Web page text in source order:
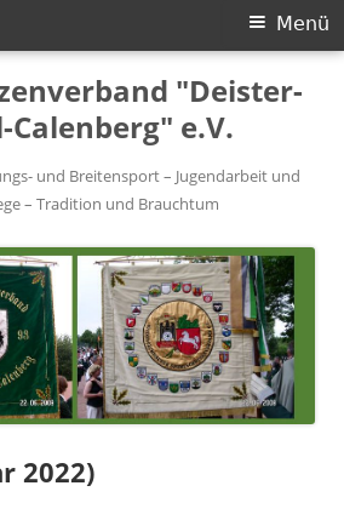
"Deister-
Calenberg" e.V.
und Breitensport – Jugendarbeit und
– Tradition und Brauchtum
Menü
2022)